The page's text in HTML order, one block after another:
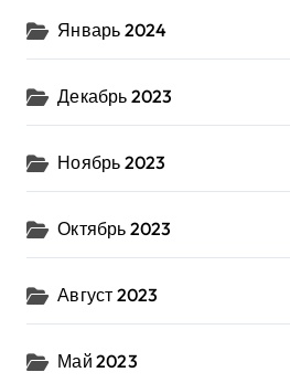
Январь 2024
Декабрь 2023
Ноябрь 2023
Октябрь 2023
Август 2023
Май 2023